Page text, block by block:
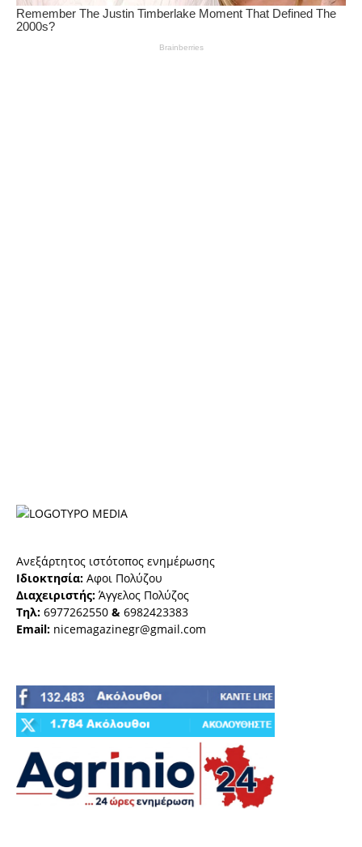
Ανεξάρτητος ιστότοπος ενημέρωσης
Ιδιοκτησία: Αφοι Πολύζου
Διαχειριστής: Άγγελος Πολύζος
Τηλ: 6977262550 & 6982423383
Email: nicemagazinegr@gmail.com